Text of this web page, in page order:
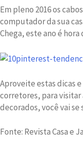
Em pleno 2016 os
computador da sua
Chega, este ano é
Aproveite estas dicas
corretores, para
decorados, você vai
Fonte: Revista Casa e